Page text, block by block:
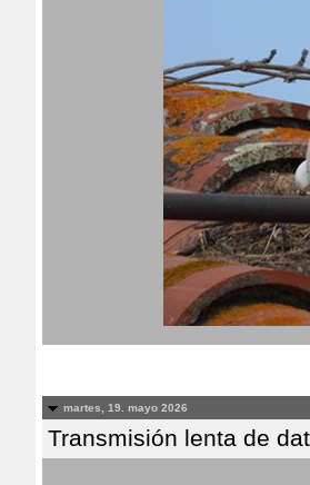
martes, 19. mayo 2026
Transmisión lenta de